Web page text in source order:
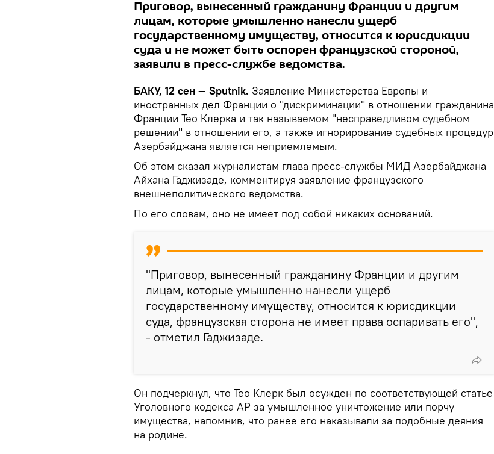
Приговор, вынесенный гражданину Франции и другим
лицам, которые умышленно нанесли ущерб
государственному имуществу, относится к юрисдикции
суда и не может быть оспорен французской стороной,
заявили в пресс-службе ведомства.
БАКУ, 12 сен — Sputnik. Заявление Министерства Европы и
иностранных дел Франции о "дискриминации" в отношении гражданина
Франции Тео Клерка и так называемом "несправедливом судебном
решении" в отношении его, а также игнорирование судебных процедур
Азербайджана является неприемлемым.
Об этом сказал журналистам глава пресс-службы МИД Азербайджана
Айхана Гаджизаде, комментируя заявление французского
внешнеполитического ведомства.
По его словам, оно не имеет под собой никаких оснований.
"Приговор, вынесенный гражданину Франции и другим
лицам, которые умышленно нанесли ущерб
государственному имуществу, относится к юрисдикции
суда, французская сторона не имеет права оспаривать его",
- отметил Гаджизаде.
Он подчеркнул, что Тео Клерк был осужден по соответствующей статье
Уголовного кодекса АР за умышленное уничтожение или порчу
имущества, напомнив, что ранее его наказывали за подобные деяния
на родине.